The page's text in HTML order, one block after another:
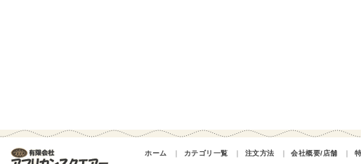
ホーム ｜ カテゴリ一覧 ｜ 注文方法 ｜ 会社概要/店舗 ｜